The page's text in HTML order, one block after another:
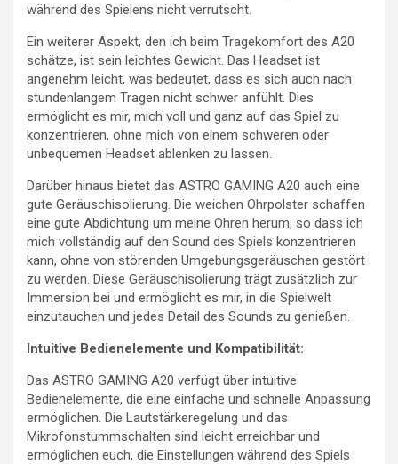
während des Spielens nicht verrutscht.
Ein weiterer Aspekt, den ich beim Tragekomfort des A20
schätze, ist sein leichtes Gewicht. Das Headset ist
angenehm leicht, was bedeutet, dass es sich auch nach
stundenlangem Tragen nicht schwer anfühlt. Dies
ermöglicht es mir, mich voll und ganz auf das Spiel zu
konzentrieren, ohne mich von einem schweren oder
unbequemen Headset ablenken zu lassen.
Darüber hinaus bietet das ASTRO GAMING A20 auch eine
gute Geräuschisolierung. Die weichen Ohrpolster schaffen
eine gute Abdichtung um meine Ohren herum, so dass ich
mich vollständig auf den Sound des Spiels konzentrieren
kann, ohne von störenden Umgebungsgeräuschen gestört
zu werden. Diese Geräuschisolierung trägt zusätzlich zur
Immersion bei und ermöglicht es mir, in die Spielwelt
einzutauchen und jedes Detail des Sounds zu genießen.
Intuitive Bedienelemente und Kompatibilität:
Das ASTRO GAMING A20 verfügt über intuitive
Bedienelemente, die eine einfache und schnelle Anpassung
ermöglichen. Die Lautstärkeregelung und das
Mikrofonstummschalten sind leicht erreichbar und
ermöglichen euch, die Einstellungen während des Spiels